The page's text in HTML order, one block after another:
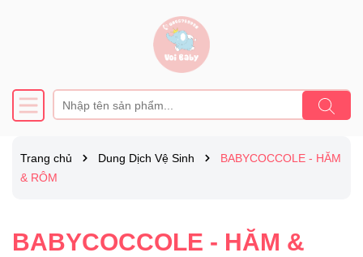
Trang chủ Dung Dịch Vệ Sinh
BABYCOCCOLE - HĂM
& RÔM
BABYCOCCOLE - HĂM &